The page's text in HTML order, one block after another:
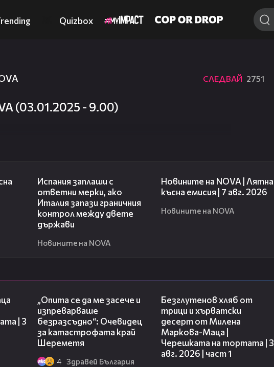
Quizbox
СЛЕДВАЙ 2751
(03.01.2025 - 9.00)
Испания заплаши с
ответни мерки, ако
Италия запази граничния
контрол между двете
държави
Новините на NOVA
Новините на NOVA | Лятна
късна емисия | 7 авг. 2026
Новините на NOVA
| 3
„Опита се да ме засече и
изпреварваше
безразсъдно“: Очевидец
за катастрофата край
Шереметя
4 Здравей България
Безглутенов хляб от
трици и хърватски
десерт от Милена
Маркова-Маца |
Черешката на тортата | 3
авг. 2026 | част 1